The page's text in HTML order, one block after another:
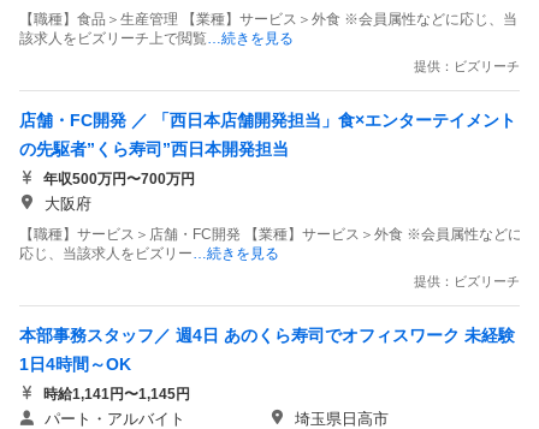
【職種】食品＞生産管理 【業種】サービス＞外食 ※会員属性などに応じ、当
該求人をビズリーチ上で閲覧…続きを見る
提供：ビズリーチ
店舗・FC開発 ／ 「西日本店舗開発担当」食×エンターテイメント
の先駆者”くら寿司”西日本開発担当
年収500万円〜700万円
大阪府
【職種】サービス＞店舗・FC開発 【業種】サービス＞外食 ※会員属性などに
応じ、当該求人をビズリー…続きを見る
提供：ビズリーチ
本部事務スタッフ／ 週4日 あのくら寿司でオフィスワーク 未経験
1日4時間～OK
時給1,141円〜1,145円
パート・アルバイト 埼玉県日高市